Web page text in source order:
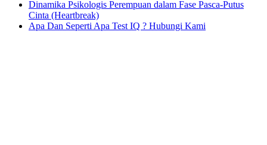
Dinamika Psikologis Perempuan dalam Fase Pasca-Putus
Cinta (Heartbreak)
Apa Dan Seperti Apa Test IQ ? Hubungi Kami